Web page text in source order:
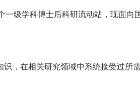
级学科博士后科研流动站，现面向
，在相关研究领域中系统接受过所